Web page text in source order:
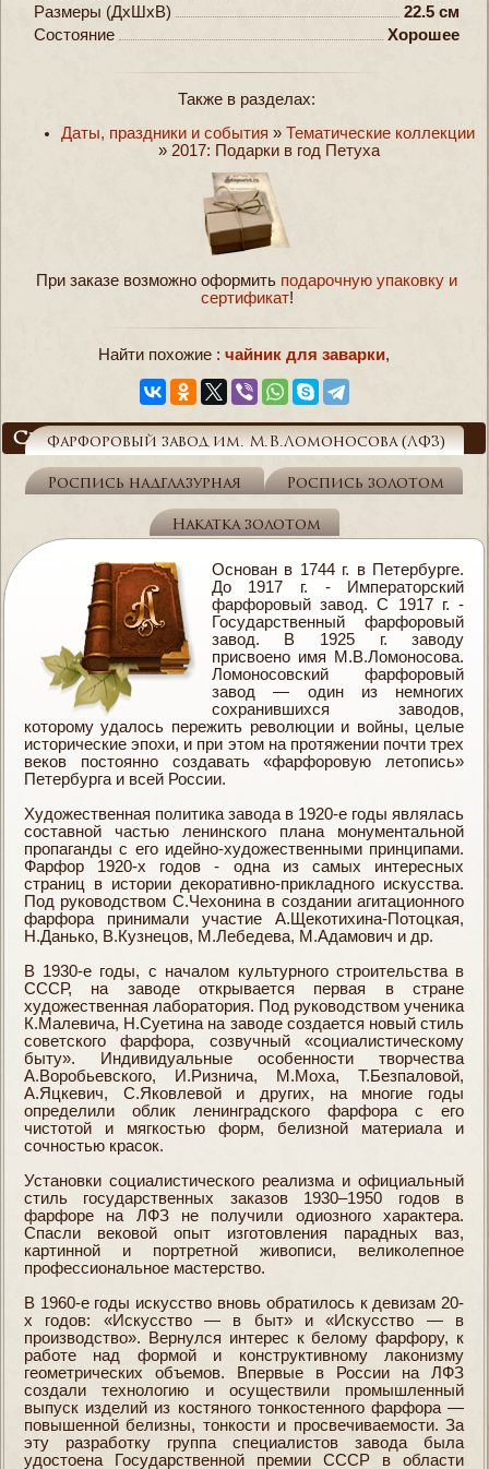
Размеры (ДxШxВ)
22.5 см
Состояние
Хорошее
Также в разделах:
Даты, праздники и события » Тематические коллекции
» 2017: Подарки в год Петуха
При заказе возможно оформить подарочную упаковку и
сертификат!
Найти похожие : чайник для заварки,
Справочник
Фарфоровый завод им. М.В.Ломоносова (ЛФЗ)
Роспись надглазурная Роспись золотом
Накатка золотом
Основан в 1744 г. в Петербурге.
До 1917 г. - Императорский
фарфоровый завод. С 1917 г. -
Государственный фарфоровый
завод. В 1925 г. заводу
присвоено имя М.В.Ломоносова.
Ломоносовский фарфоровый
завод — один из немногих
сохранившихся заводов,
которому удалось пережить революции и войны, целые
исторические эпохи, и при этом на протяжении почти трех
веков постоянно создавать «фарфоровую летопись»
Петербурга и всей России.
Художественная политика завода в 1920-е годы являлась
составной частью ленинского плана монументальной
пропаганды с его идейно-художественными принципами.
Фарфор 1920-х годов - одна из самых интересных
страниц в истории декоративно-прикладного искусства.
Под руководством С.Чехонина в создании агитационного
фарфора принимали участие А.Щекотихина-Потоцкая,
Н.Данько, В.Кузнецов, М.Лебедева, М.Адамович и др.
В 1930-е годы, с началом культурного строительства в
СССР, на заводе открывается первая в стране
художественная лаборатория. Под руководством ученика
К.Малевича, Н.Суетина на заводе создается новый стиль
советского фарфора, созвучный «социалистическому
быту». Индивидуальные особенности творчества
А.Воробьевского, И.Ризнича, М.Моха, Т.Безпаловой,
А.Яцкевич, С.Яковлевой и других, на многие годы
определили облик ленинградского фарфора с его
чистотой и мягкостью форм, белизной материала и
сочностью красок.
Установки социалистического реализма и официальный
стиль государственных заказов 1930–1950 годов в
фарфоре на ЛФЗ не получили одиозного характера.
Спасли вековой опыт изготовления парадных ваз,
картинной и портретной живописи, великолепное
профессиональное мастерство.
В 1960-е годы искусство вновь обратилось к девизам 20-
x годов: «Искусство — в быт» и «Искусство — в
производство». Вернулся интерес к белому фарфору, к
работе над формой и конструктивному лаконизму
геометрических объемов. Впервые в России на ЛФЗ
создали технологию и осуществили промышленный
выпуск изделий из костяного тонкостенного фарфора —
повышенной белизны, тонкости и просвечиваемости. За
эту разработку группа специалистов завода была
удостоена Государственной премии СССР в области